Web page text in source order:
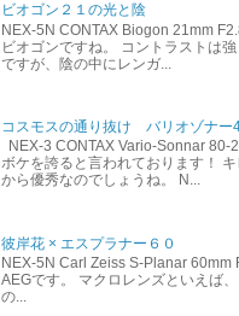
ビオゴン２１の光と陰
NEX-5N CONTAX Biogon 21mm
ビオゴンですね。 コントラストは
ですが、陰の中にレンガ...
コスモスの通り抜け バリオゾナー
NEX-3 CONTAX Vario-Sonnar 80-
ボケを誇ると言われております！
から優秀なのでしょうね。 N...
彼岸花 × エスプラナー６０
NEX-5N Carl Zeiss S-Planar 60mm
AEGです。 マクロレンズといえば
の...